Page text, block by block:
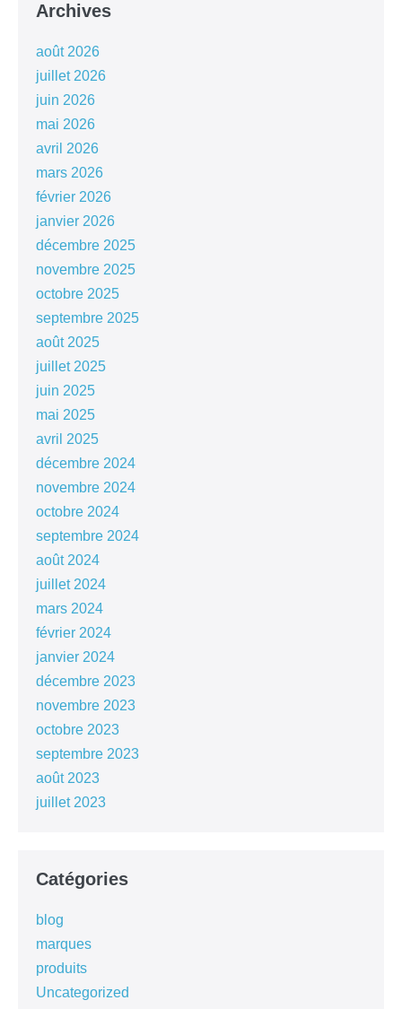
Archives
août 2026
juillet 2026
juin 2026
mai 2026
avril 2026
mars 2026
février 2026
janvier 2026
décembre 2025
novembre 2025
octobre 2025
septembre 2025
août 2025
juillet 2025
juin 2025
mai 2025
avril 2025
décembre 2024
novembre 2024
octobre 2024
septembre 2024
août 2024
juillet 2024
mars 2024
février 2024
janvier 2024
décembre 2023
novembre 2023
octobre 2023
septembre 2023
août 2023
juillet 2023
Catégories
blog
marques
produits
Uncategorized